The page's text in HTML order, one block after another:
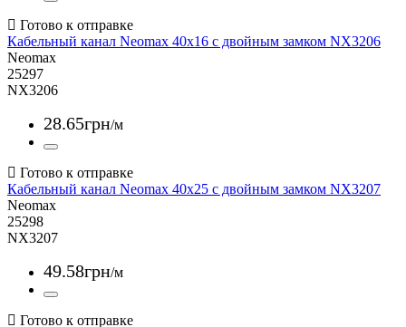
Кабельный канал Neomax 40x16 с двойным замком NX3206
Neomax
25297
NX3206
28.65грн/м
Кабельный канал Neomax 40x25 с двойным замком NX3207
Neomax
25298
NX3207
49.58грн/м